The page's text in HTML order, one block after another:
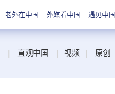
老外在中国 外媒看中国 遇见中国
直观中国 视频 原创